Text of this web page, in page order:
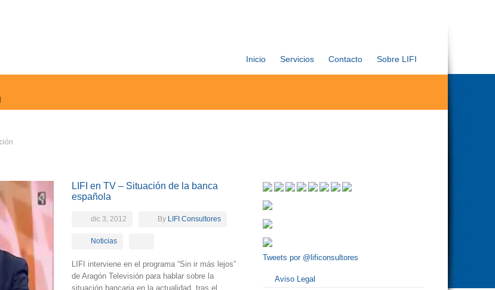
Inicio Servicios Contacto Sobre LIFI
LIFI en TV – Situación de la banca
española
dic 3, 2012 By LIFI Consultores
Noticias
LIFI interviene en el programa “Sin ir más lejos”
de Aragón Televisión para hablar sobre la
situación bancaria en la actualidad, tras el
Tweets por @lificonsultores
Aviso Legal